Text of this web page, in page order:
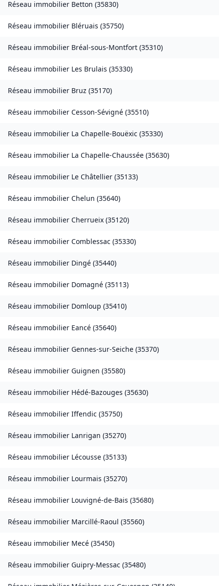
Réseau immobilier Betton (35830)
Réseau immobilier Bléruais (35750)
Réseau immobilier Bréal-sous-Montfort (35310)
Réseau immobilier Les Brulais (35330)
Réseau immobilier Bruz (35170)
Réseau immobilier Cesson-Sévigné (35510)
Réseau immobilier La Chapelle-Bouëxic (35330)
Réseau immobilier La Chapelle-Chaussée (35630)
Réseau immobilier Le Châtellier (35133)
Réseau immobilier Chelun (35640)
Réseau immobilier Cherrueix (35120)
Réseau immobilier Comblessac (35330)
Réseau immobilier Dingé (35440)
Réseau immobilier Domagné (35113)
Réseau immobilier Domloup (35410)
Réseau immobilier Eancé (35640)
Réseau immobilier Gennes-sur-Seiche (35370)
Réseau immobilier Guignen (35580)
Réseau immobilier Hédé-Bazouges (35630)
Réseau immobilier Iffendic (35750)
Réseau immobilier Lanrigan (35270)
Réseau immobilier Lécousse (35133)
Réseau immobilier Lourmais (35270)
Réseau immobilier Louvigné-de-Bais (35680)
Réseau immobilier Marcillé-Raoul (35560)
Réseau immobilier Mecé (35450)
Réseau immobilier Guipry-Messac (35480)